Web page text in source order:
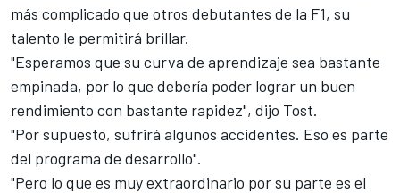
más complicado que otros debutantes de la F1, su
talento le permitirá brillar.
"Esperamos que su curva de aprendizaje sea bastante
empinada, por lo que debería poder lograr un buen
rendimiento con bastante rapidez", dijo Tost.
"Por supuesto, sufrirá algunos accidentes. Eso es parte
del programa de desarrollo".
"Pero lo que es muy extraordinario por su parte es el